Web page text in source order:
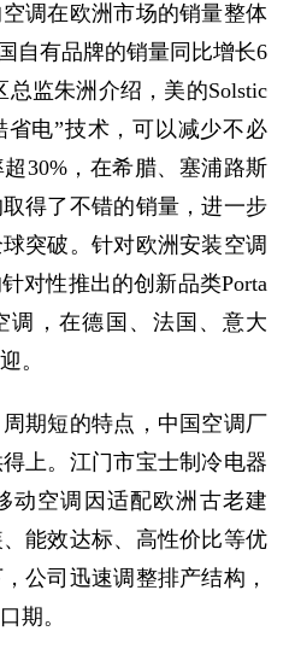
在欧洲市场的销量整体
自有品牌的销量同比增长6
监朱洲介绍，美的Solstic
电”技术，可以减少不必
30%，在希腊、塞浦路斯
得了不错的销量，进一步
突破。针对欧洲安装空调
对性推出的创新品类Porta
调，在德国、法国、意大
。
短的特点，中国空调厂
上。江门市宝士制冷电器
动空调因适配欧洲古老建
能效达标、高性价比等优
公司迅速调整排产结构，
期。